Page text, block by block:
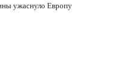
ужаснуло Европу